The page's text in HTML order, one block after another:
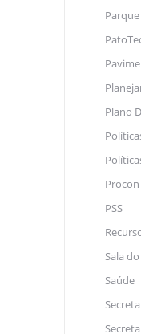
Plano
Procon
PSS
Sala
Saúde